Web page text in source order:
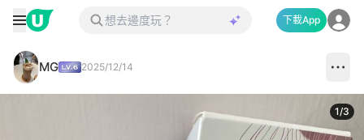
下載App
MG 2025/12/14
1/3